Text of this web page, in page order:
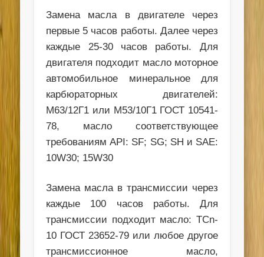
Замена масла в двигателе через
первые 5 часов работы. Далее через
каждые 25-30 часов работы. Для
двигателя подходит масло моторное
автомобильное минеральное для
карбюраторных двигателей:
М63/12Г1 или М53/10Г1 ГОСТ 10541-
78, масло соответствующее
требованиям API: SF; SG; SH и SAE:
10W30; 15W30
Замена масла в трансмиссии через
каждые 100 часов работы. Для
трансмиссии подходит масло: TCn-
10 ГОСТ 23652-79 или любое другое
трансмиссионное масло,